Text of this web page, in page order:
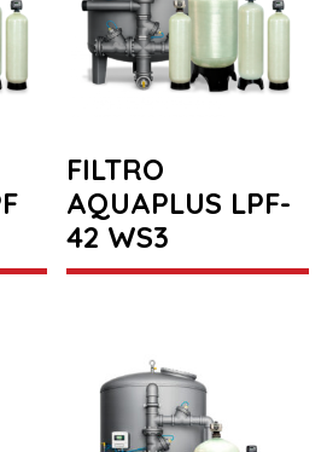
FILTRO
AQUAPLUS LPF-
42 WS3